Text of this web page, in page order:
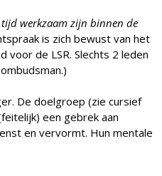
werkzaam zijn binnen de
is zich bewust van het
de LSR. Slechts 2 leden
De doelgroep (zie cursief
een gebrek aan
en vervormt. Hun mentale